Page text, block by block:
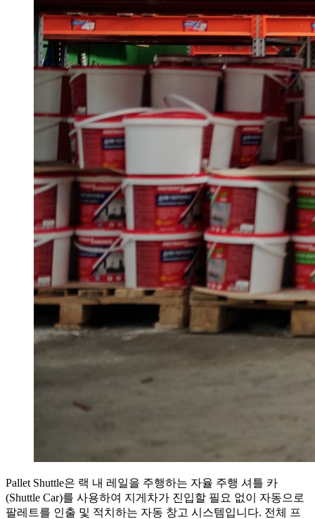
Pallet Shuttle은 랙 내 레일을 주행하는 자율 주행 셔틀 카
(Shuttle Car)를 사용하여 지게차가 진입할 필요 없이 자동으로
팔레트를 인출 및 적치하는 자동 창고 시스템입니다. 전체 프